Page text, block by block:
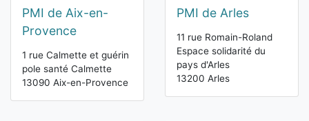
PMI de Aix-en-
Provence
1 rue Calmette et guérin
pole santé Calmette
13090 Aix-en-Provence
PMI de Arles
11 rue Romain-Roland
Espace solidarité du
pays d'Arles
13200 Arles